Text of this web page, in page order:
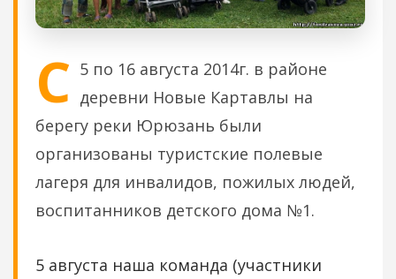
С 5 по 16 августа 2014г. в районе
деревни Новые Картавлы на
берегу реки Юрюзань были
организованы туристские полевые
лагеря для инвалидов, пожилых людей,
воспитанников детского дома №1.
5 августа наша команда (участники